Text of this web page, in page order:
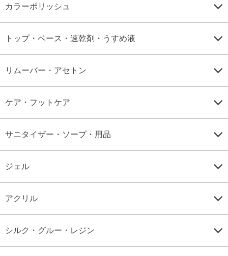
カラーポリッシュ
トップ・ベース・速乾剤・うすめ液
リムーバー・アセトン
ケア・フットケア
サニタイザー・ソープ・用品
ジェル
アクリル
シルク・グルー・レジン